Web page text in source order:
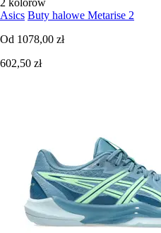
2 kolorów
Asics Buty halowe Metarise 2
Od 1078,00 zł
602,50 zł